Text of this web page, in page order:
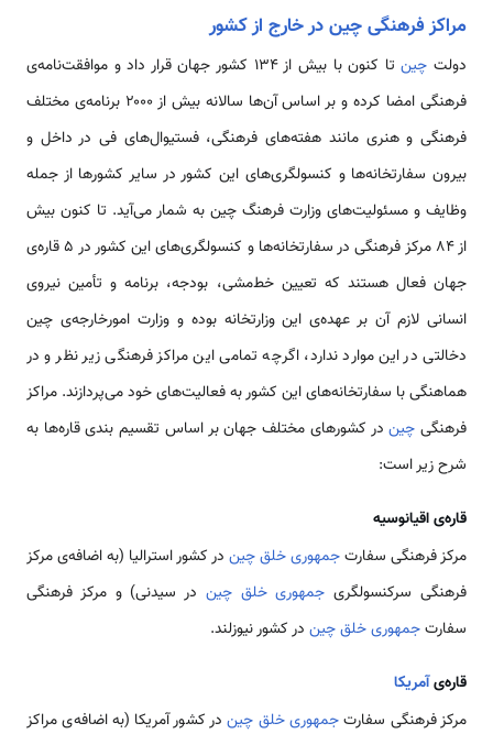
مراکز فرهنگی چین در خارج از کشور
دولت چین
تا کنون با بیش از ۱۳۴ کشور جهان قرار داد و موافقت‌نامه‌ی
فرهنگی امضا کرده و بر اساس آن‌ها سالانه بیش از ۲۰۰۰ برنامه‌ی مختلف
فرهنگی و هنری مانند هفته‌های فرهنگی، فستیوال‌های فی در داخل و
بیرون سفارتخانه‌ها و کنسولگری‌های این کشور در سایر کشورها از جمله
وظایف و مسئولیت‌های وزارت فرهنگ چین به شمار می‌آید. تا کنون بیش
از ۸۴ مرکز فرهنگی در سفارتخانه‌ها و کنسولگری‌های این کشور در ۵ قاره‌ی
جهان فعال هستند که تعیین خط‌مشی، بودجه، برنامه و تأمین نیروی
انسانی لازم آن بر عهده‌ی این وزارتخانه بوده و وزارت امورخارجه‌ی چین
دخالتی در این موارد ندارد، اگرچه تمامی این مراکز فرهنگی زیر نظر و در
هماهنگی با سفارتخانه‌های این کشور به فعالیت‌های خود می‌پردازند. مراکز
فرهنگی چیندر کشورهای مختلف جهان بر اساس تقسیم بندی قاره‌ها به
شرح زیر است:
قاره‌ی اقیانوسیه
مرکز فرهنگی سفارتجمهوری خلق چین در کشور استرالیا (به اضافه‌ی مرکز
فرهنگی سرکنسولگری جمهوری خلق چین در سیدنی) و مرکز فرهنگی
سفارتجمهوری خلق چین در کشور نیوزلند.
قاره‌یآمریکا
مرکز فرهنگی سفارتجمهوری خلق چیندر کشور آمریکا (به اضافه‌ی مراکز